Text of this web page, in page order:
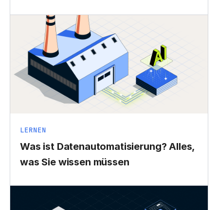
LERNEN
Was ist Datenautomatisierung? Alles,
was Sie wissen müssen